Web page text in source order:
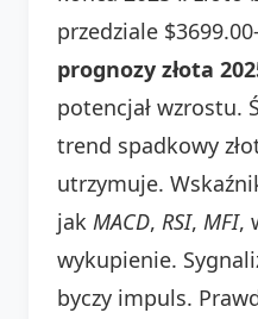
przedziale
prognozy złota
potencjał wzrostu.
trend spadkowy
utrzymuje.
jak MACD, RSI, MFI,
wykupienie.
byczy impuls.